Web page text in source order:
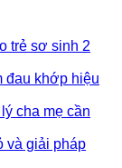
trẻ sơ sinh 2
đau khớp hiệu
cha mẹ cần
và giải pháp